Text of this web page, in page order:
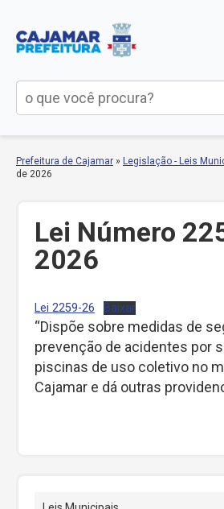
Prefeitura de Cajamar » Legislação - Leis
de 2026
Lei Número
2026
Lei 2259-26 Baixar
“Dispõe sobre medidas de
prevenção de acidentes por
piscinas de uso coletivo no
Cajamar e dá outras